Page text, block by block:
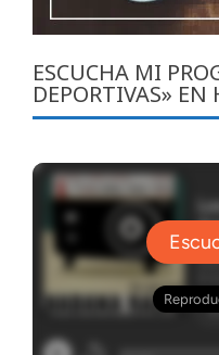
ESCUCHA MI
DEPORTIVAS»